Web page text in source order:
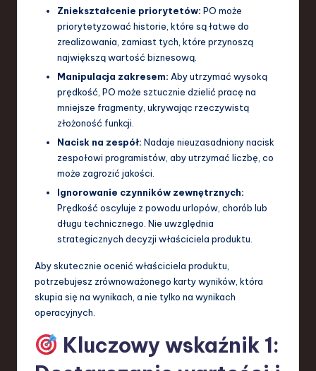
Zniekształcenie priorytetów: PO może
priorytetyzować historie, które są łatwe do
zrealizowania, zamiast tych, które przynoszą
największą wartość biznesową.
Manipulacja zakresem: Aby utrzymać wysoką
prędkość, PO może sztucznie dzielić pracę na
mniejsze fragmenty, ukrywając rzeczywistą
złożoność funkcji.
Nacisk na zespół: Nadaje nieuzasadniony nacisk
zespołowi programistów, aby utrzymać liczbę, co
może zagrozić jakości.
Ignorowanie czynników zewnętrznych:
Prędkość oscyluje z powodu urlopów, chorób lub
długu technicznego. Nie uwzględnia
strategicznych decyzji właściciela produktu.
Aby skutecznie ocenić właściciela produktu,
potrzebujesz zrównoważonego karty wyników, która
skupia się na wynikach, a nie tylko na wynikach
operacyjnych.
Kluczowy wskaźnik 1: